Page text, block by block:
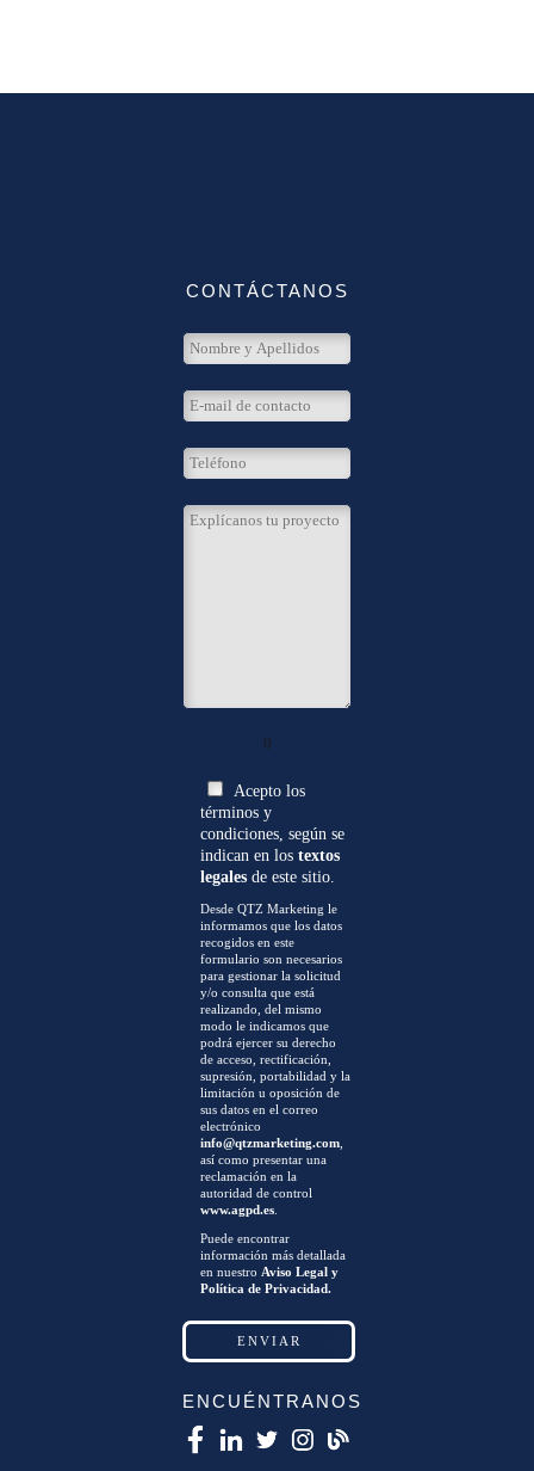
CONTÁCTANOS
0
Acepto los
términos y
condiciones, según se
indican en lostextos
legales de este sitio.
Desde QTZ Marketing le
informamos que los datos
recogidos en este
formulario son necesarios
para gestionar la solicitud
y/o consulta que está
realizando, del mismo
modo le indicamos que
podrá ejercer su derecho
de acceso, rectificación,
supresión, portabilidad y la
limitación u oposición de
sus datos en el correo
electrónico
info@qtzmarketing.com,
así como presentar una
reclamación en la
autoridad de control
www.agpd.es.
Puede encontrar
información más detallada
en nuestroAviso Legal y
Política de Privacidad.
ENCUÉNTRANOS